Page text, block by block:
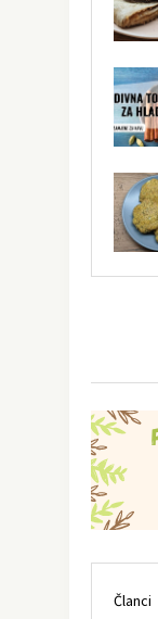
Članci